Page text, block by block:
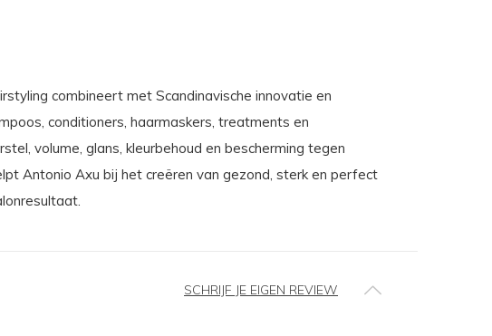
combineert met Scandinavische innovatie en
conditioners, haarmaskers, treatments en
volume, glans, kleurbehoud en bescherming tegen
Antonio Axu bij het creëren van gezond, sterk en perfect
SCHRIJF JE EIGEN REVIEW